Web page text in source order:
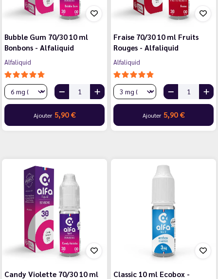
Bubble Gum 70/30 10 ml
Bonbons - Alfaliquid
Alfaliquid
Ajouter 5,90 €
Fraise 70/30 10 ml Fruits
Rouges - Alfaliquid
Alfaliquid
Ajouter 5,90 €
Candy Violette 70/30 10 ml
Classic 10 ml Ecobox -